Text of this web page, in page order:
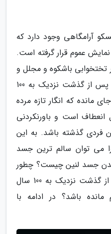
آرامگاهی وجود دارد که
عموم قرار گرفته است.
تختخوابی باشکوه و مجلل و
در لباس رسمی دراز کشیده و پس از گذشت نزدیک به 100
مانده که انگار تازه مرده
است و باورنکردنی
گذشته باشد. به این
می توان سالم ترین جسد
جسد لنین چیست؟ چطور
ممکن است که جسد او پس از گذشت نزدیک به 100 سال
باشد؟ در ادامه با